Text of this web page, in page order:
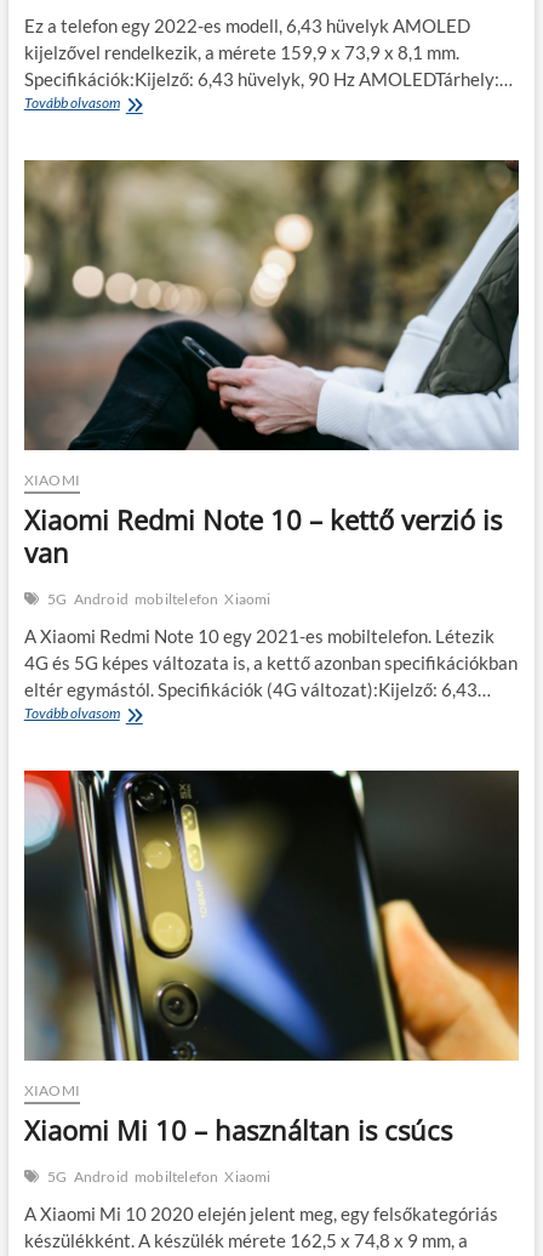
Ez a telefon egy 2022-es modell, 6,43 hüvelyk AMOLED
kijelzővel rendelkezik, a mérete 159,9 x 73,9 x 8,1 mm.
Specifikációk:Kijelző: 6,43 hüvelyk, 90 Hz AMOLEDTárhely:…
Tovább olvasomXiaomi
11
napi
XIAOMI
Xiaomi Redmi Note 10 – kettő verzió is
van
5G Android mobiltelefon Xiaomi
A Xiaomi Redmi Note 10 egy 2021-es mobiltelefon. Létezik
4G és 5G képes változata is, a kettő azonban specifikációkban
eltér egymástól. Specifikációk (4G változat):Kijelző: 6,43…
Tovább olvasomXiaomi
10
–
kettő
verzió
is
van
XIAOMI
Xiaomi Mi 10 – használtan is csúcs
5G Android mobiltelefon Xiaomi
A Xiaomi Mi 10 2020 elején jelent meg, egy felsőkategóriás
készülékként. A készülék mérete 162,5 x 74,8 x 9 mm, a